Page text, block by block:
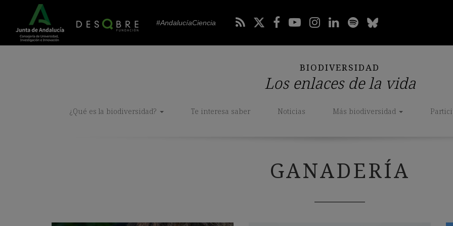
#AndalucíaCiencia
BIODIVERSIDAD
Los enlaces de la vida
¿Qué es la biodiversidad? Te interesa saber Noticias Más biodiversidad
GANADERÍA